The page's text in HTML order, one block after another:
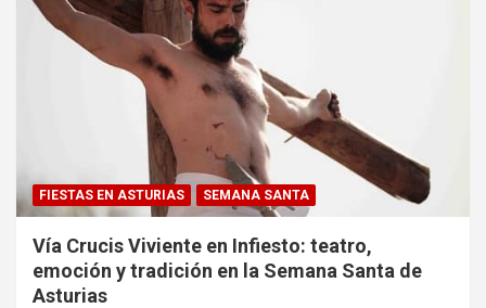
FIESTAS EN ASTURIAS SEMANA SANTA
Vía Crucis Viviente en Infiesto: teatro,
emoción y tradición en la Semana Santa de
Asturias